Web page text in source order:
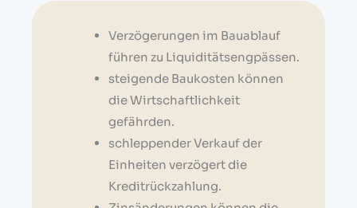
Verzögerungen im Bauablauf
führen zu Liquiditätsengpässen.
steigende Baukosten können
die Wirtschaftlichkeit
gefährden.
schleppender Verkauf der
Einheiten verzögert die
Kreditrückzahlung.